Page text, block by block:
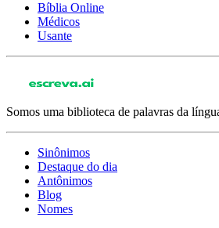
Bíblia Online
Médicos
Usante
Somos uma biblioteca de palavras da
Sinônimos
Destaque do dia
Antônimos
Blog
Nomes